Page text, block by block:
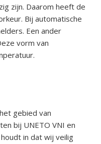
zijn. Daarom heeft de
Bij automatische
Een ander
vorm van
gebied van
bij UNETO VNI en
in dat wij veilig